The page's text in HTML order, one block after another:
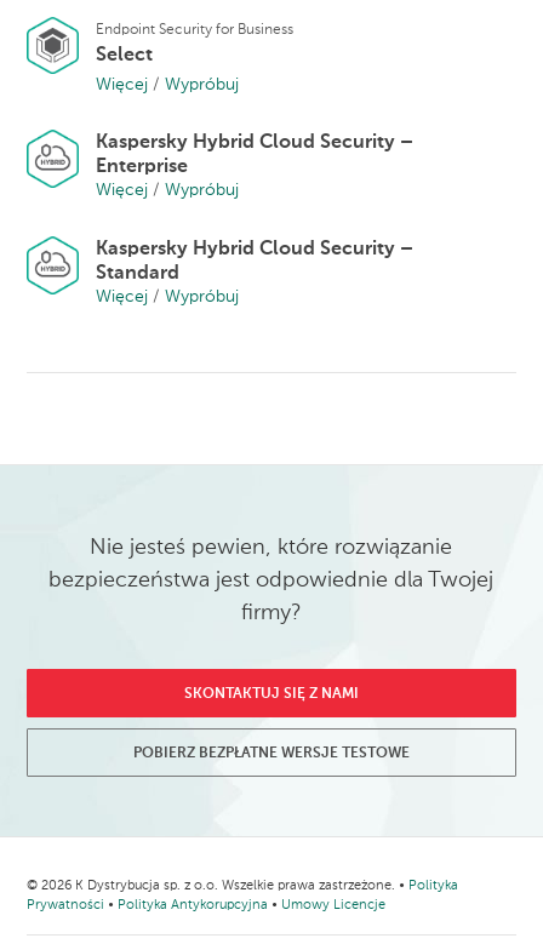
Endpoint Security for Business
Select
Więcej/ Wypróbuj
Kaspersky Hybrid Cloud Security –
Enterprise
Więcej/ Wypróbuj
Kaspersky Hybrid Cloud Security –
Standard
Więcej/ Wypróbuj
Nie jesteś pewien, które rozwiązanie
bezpieczeństwa jest odpowiednie dla Twojej
firmy?
SKONTAKTUJ SIĘ Z NAMI
POBIERZ BEZPŁATNE WERSJE TESTOWE
© 2026 K Dystrybucja sp. z o.o. Wszelkie prawa zastrzeżone. • Polityka
Prywatności • Polityka Antykorupcyjna • Umowy Licencje